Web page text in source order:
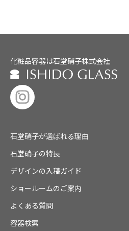
化粧品容器は石堂硝子株式会社
石堂硝子が選ばれる理由
石堂硝子の特長
デザインの入稿ガイド
ショールームのご案内
よくある質問
容器検索